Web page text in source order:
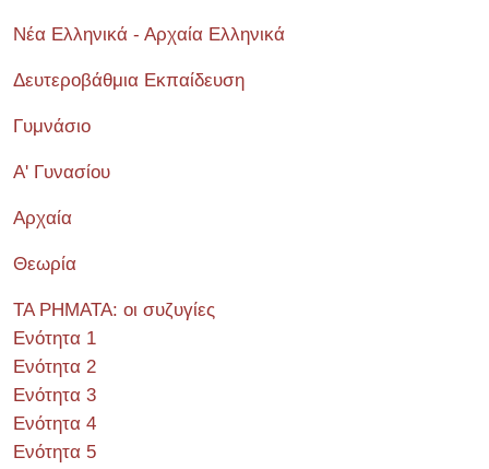
Νέα Ελληνικά - Αρχαία Ελληνικά
Δευτεροβάθμια Εκπαίδευση
Γυμνάσιο
Α' Γυνασίου
Αρχαία
Θεωρία
ΤΑ ΡΗΜΑΤΑ: οι συζυγίες
Ενότητα 1
Ενότητα 2
Ενότητα 3
Ενότητα 4
Ενότητα 5